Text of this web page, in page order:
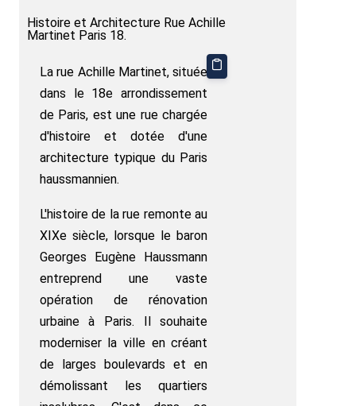
Histoire et Architecture Rue Achille
Martinet Paris 18.
La rue Achille Martinet, située
dans le 18e arrondissement
de Paris, est une rue chargée
d'histoire et dotée d'une
architecture typique du Paris
haussmannien.
L'histoire de la rue remonte au
XIXe siècle, lorsque le baron
Georges Eugène Haussmann
entreprend une vaste
opération de rénovation
urbaine à Paris. Il souhaite
moderniser la ville en créant
de larges boulevards et en
démolissant les quartiers